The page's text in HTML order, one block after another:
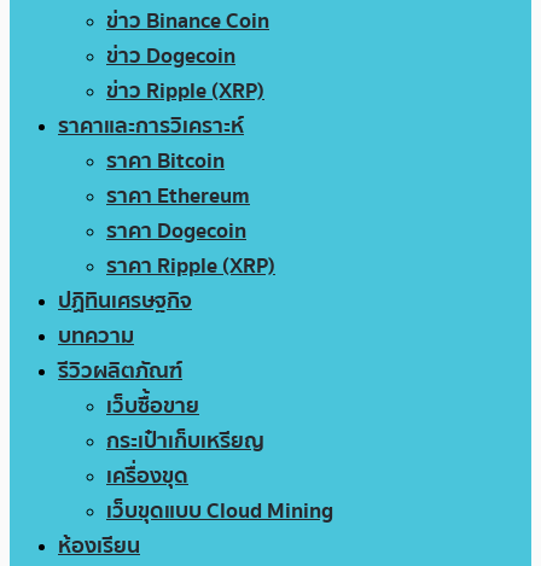
ข่าว Binance Coin
ข่าว Dogecoin
ข่าว Ripple (XRP)
ราคาและการวิเคราะห์
ราคา Bitcoin
ราคา Ethereum
ราคา Dogecoin
ราคา Ripple (XRP)
ปฏิทินเศรษฐกิจ
บทความ
รีวิวผลิตภัณฑ์
เว็บซื้อขาย
กระเป๋าเก็บเหรียญ
เครื่องขุด
เว็บขุดแบบ Cloud Mining
ห้องเรียน